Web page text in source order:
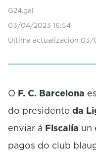
o
0
s
s
G24.gal
03/04/2023 16:54
Última actualización 03/
O F. C. Barcelona
do presidente da
enviar á Fiscalía un
pagos do club